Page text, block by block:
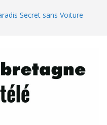
Fort
Secret sans Voiture
le Jour du Zodiac